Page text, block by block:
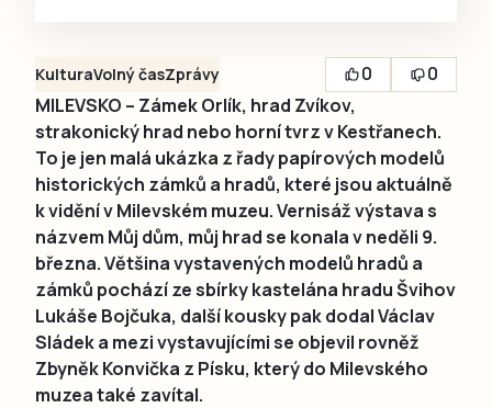
KulturaVolný časZprávy 0
0
MILEVSKO – Zámek Orlík, hrad Zvíkov,
strakonický hrad nebo horní tvrz v Kestřanech.
To je jen malá ukázka z řady papírových modelů
historických zámků a hradů, které jsou aktuálně
k vidění v Milevském muzeu. Vernisáž výstava s
názvem Můj dům, můj hrad se konala v neděli 9.
března. Většina vystavených modelů hradů a
zámků pochází ze sbírky kastelána hradu Švihov
Lukáše Bojčuka, další kousky pak dodal Václav
Sládek a mezi vystavujícími se objevil rovněž
Zbyněk Konvička z Písku, který do Milevského
muzea také zavítal.